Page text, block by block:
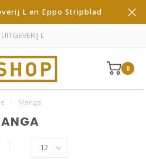
L en Eppo Stripblad
UITGEVERIJ L
0
Manga